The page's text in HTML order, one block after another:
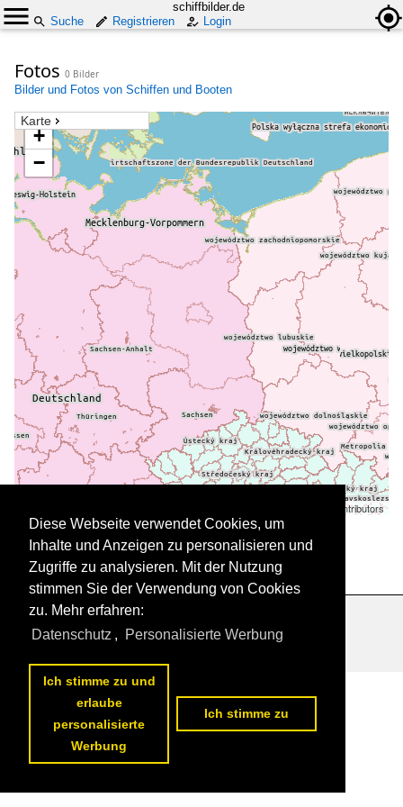
schiffbilder.de
Suche
Registrieren Login
Fotos 0 Bilder
Bilder und Fotos von Schiffen und Booten
Karte
+
−
contributors
Daten werden geladen
Datenschutzerklärung |Impressum| Kontakt
Diese Webseite verwendet Cookies, um
Inhalte und Anzeigen zu personalisieren und
Zugriffe zu analysieren. Mit der Nutzung
stimmen Sie der Verwendung von Cookies
zu. Mehr erfahren:
Datenschutz , Personalisierte Werbung
Ich stimme zu und
erlaube
personalisierte
Werbung
Ich stimme zu